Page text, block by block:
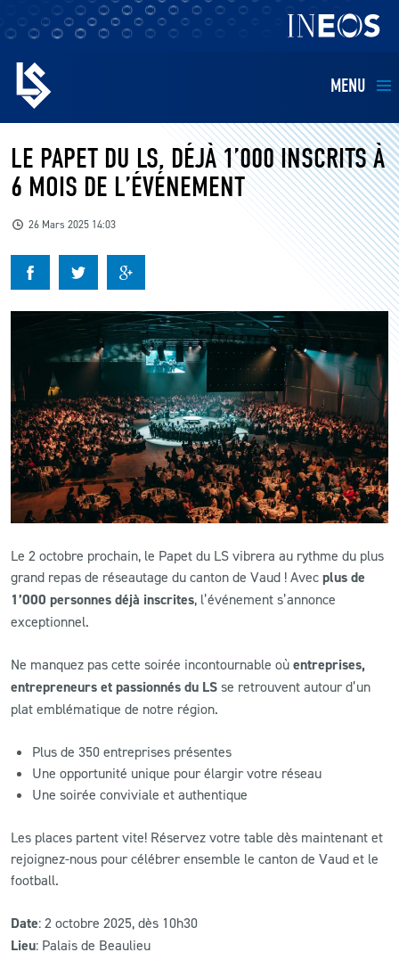
MENU
EQUIPES
BILLETTERIE
KIDS
RESTAURATION
CLUB
CONTACT
LS E-SHOP
L’APP DU LS
MATCH DES CELEBRITES
PRESSE ET MEDIAS
LE PAPET DU LS, DÉJÀ 1’000 INSCRITS À
6 MOIS DE L’ÉVÉNEMENT
26 Mars 2025 14:03
Le 2 octobre prochain, le Papet du LS vibrera au rythme du plus
grand repas de réseautage du canton de Vaud ! Avec plus de
1’000 personnes déjà inscrites, l’événement s’annonce
exceptionnel.
Ne manquez pas cette soirée incontournable où entreprises,
entrepreneurs et passionnés du LS se retrouvent autour d’un
plat emblématique de notre région.
Plus de 350 entreprises présentes
Une opportunité unique pour élargir votre réseau
Une soirée conviviale et authentique
Les places partent vite! Réservez votre table dès maintenant et
rejoignez-nous pour célébrer ensemble le canton de Vaud et le
football.
Date: 2 octobre 2025, dès 10h30
Lieu: Palais de Beaulieu